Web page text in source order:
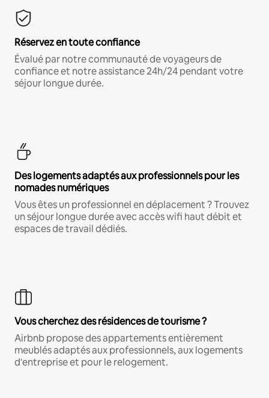
Réservez en toute confiance
Évalué par notre communauté de voyageurs de
confiance et notre assistance 24h/24 pendant votre
séjour longue durée.
Des logements adaptés aux professionnels pour les
nomades numériques
Vous êtes un professionnel en déplacement ? Trouvez
un séjour longue durée avec accès wifi haut débit et
espaces de travail dédiés.
Vous cherchez des résidences de tourisme ?
Airbnb propose des appartements entièrement
meublés adaptés aux professionnels, aux logements
d'entreprise et pour le relogement.